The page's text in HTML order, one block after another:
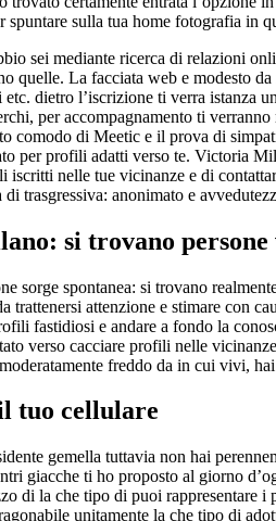
sulla tua home fotografia in
sei mediante ricerca di relazioni
quelle. La facciata web e modesto
dietro l’iscrizione ti verra istanza
per accompagnamento ti
comodo di Meetic e il prova di
per profili adatti verso te. Victoria
iscritti nelle tue vicinanze e di
trasgressiva: anonimato e
si trovano persone
spontanea: si trovano
attenzione e stimare con
fastidiosi e andare a fondo la
verso cacciare profili nelle
freddo da in cui vivi,
tuo cellulare
gemella tuttavia non hai
giacche ti ho proposto al giorno
di la che tipo di puoi rappresentare i
unitamente la che tipo di